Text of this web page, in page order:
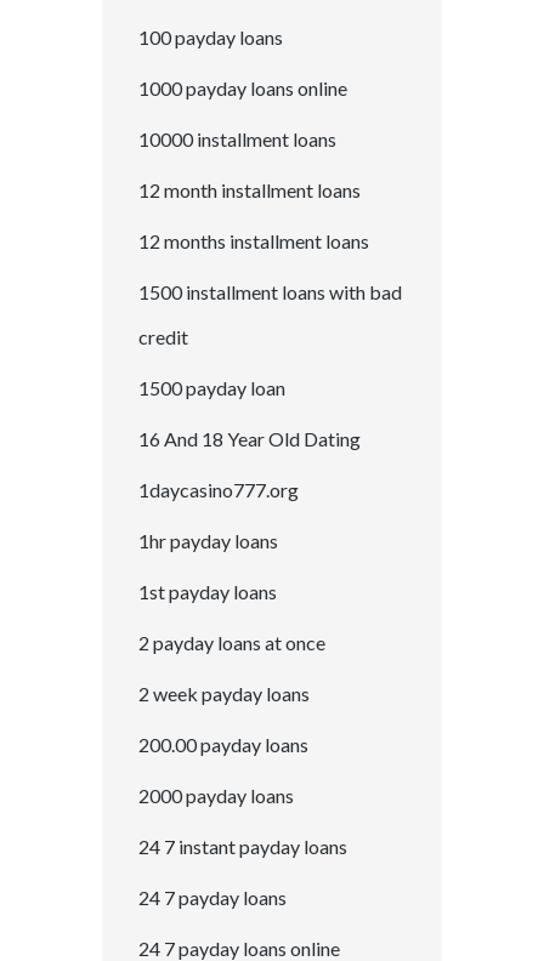
100 payday loans
1000 payday loans online
10000 installment loans
12 month installment loans
12 months installment loans
1500 installment loans with bad
credit
1500 payday loan
16 And 18 Year Old Dating
1daycasino777.org
1hr payday loans
1st payday loans
2 payday loans at once
2 week payday loans
200.00 payday loans
2000 payday loans
24 7 instant payday loans
24 7 payday loans
24 7 payday loans online